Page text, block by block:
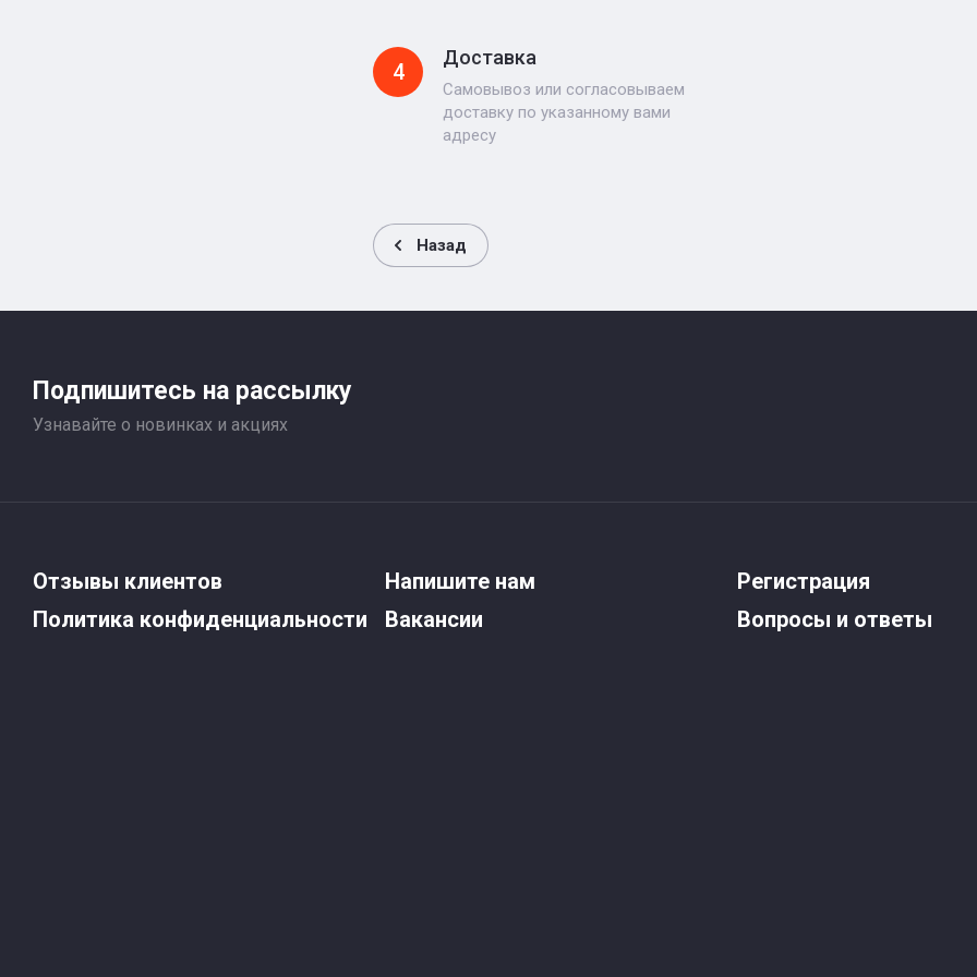
4
Доставка
Самовывоз или согласовываем
доставку по указанному вами
адресу
Назад
Подпишитесь на рассылку
Узнавайте о новинках и акциях
Отзывы клиентов Напишите нам
Регистрация
Политика конфиденциальности
Вакансии Вопросы и ответы